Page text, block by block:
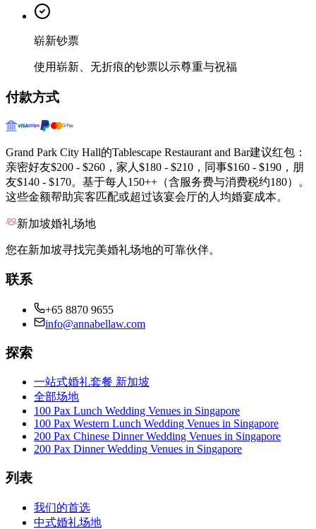
崭新钞票
使用崭新、无折痕的钞票以示尊重与祝福
付款方式
Grand Park City Hall的Tablescape Restaurant and Bar建议红包：
亲密好友$200 - $260，家人$180 - $210，同事$160 - $190，朋
友$140 - $170。基于每人150++（含服务费与消费税约180）。
这些金额帮助宾客匹配或超过该宴会厅的人均婚宴成本。
新加坡婚礼场地
您在新加坡寻找完美婚礼场地的可靠伙伴。
联系
+65 8870 9655
info@annabellaw.com
探索
一站式婚礼套餐 新加坡
全部场地
100 Pax Lunch Wedding Venues in Singapore
100 Pax Western Lunch Wedding Venues in Singapore
200 Pax Chinese Dinner Wedding Venues in Singapore
200 Pax Dinner Wedding Venues in Singapore
列表
我们的首选
中式婚礼场地